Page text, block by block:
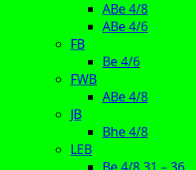
ABe 4/8
ABe 4/6
FB
Be 4/6
FWB
ABe 4/8
JB
Bhe 4/8
LEB